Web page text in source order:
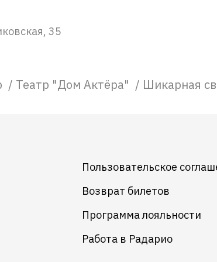
35
/ Театр "Дом Актёра" / Шикарная
Пользовательское
Возврат билетов
Программа лояльности
Работа в Радарио